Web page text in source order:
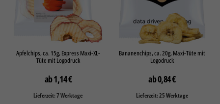
Apfelchips, ca. 15g, Express Maxi-XL-
Tüte mit Logodruck
1,14€
Lieferzeit: 7 Werktage
Bananenchips, ca. 20g, Maxi-Tüte mit
Logodruck
0,84€
Lieferzeit: 25 Werktage